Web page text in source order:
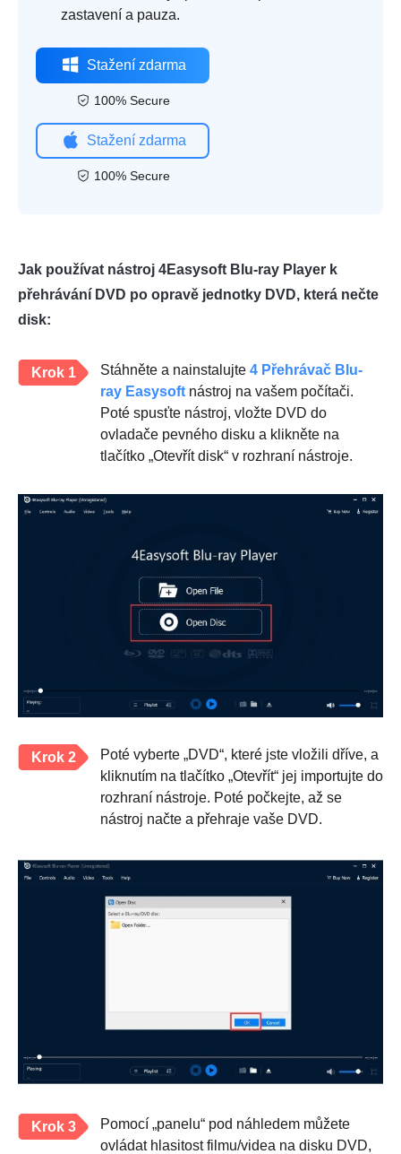
zastavení a pauza.
Stažení zdarma
100% Secure
Stažení zdarma
100% Secure
Jak používat nástroj 4Easysoft Blu-ray Player k
přehrávání DVD po opravě jednotky DVD, která nečte
disk:
Krok 1 Stáhněte a nainstalujte 4 Přehrávač Blu-
ray Easysoft nástroj na vašem počítači.
Poté spusťte nástroj, vložte DVD do
ovladače pevného disku a klikněte na
tlačítko „Otevřít disk“ v rozhraní nástroje.
Krok 2
Poté vyberte „DVD“, které jste vložili dříve, a
kliknutím na tlačítko „Otevřít“ jej importujte do
rozhraní nástroje. Poté počkejte, až se
nástroj načte a přehraje vaše DVD.
Krok 3
Pomocí „panelu“ pod náhledem můžete
ovládat hlasitost filmu/videa na disku DVD,